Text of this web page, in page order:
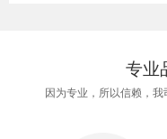
专业
因为专业，所以信赖，